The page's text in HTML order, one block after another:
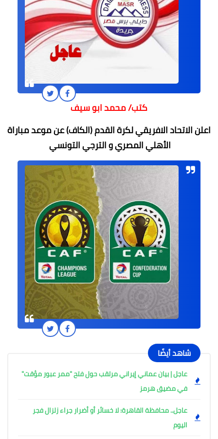
كتب/ محمد ابو سيف
اعلن الاتحاد الافريقي لكرة القدم (الكاف) عن موعد مباراة
الأهلي المصري و الترجي التونسي
شاهد أيضًا
عاجل | بيان عماني إيراني مرتقب حول فتح "ممر عبور مؤقت"
في مضيق هرمز
عاجل.. محافظة القاهرة: لا خسائر أو أضرار جراء زلزال فجر
اليوم